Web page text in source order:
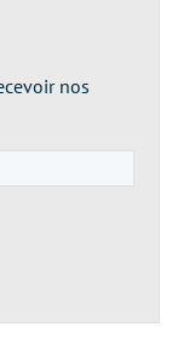
nos